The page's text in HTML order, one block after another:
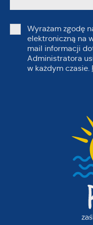
Wyrażam zgodę
elektroniczną na
mail informacji
Administratora
w każdym czasie.